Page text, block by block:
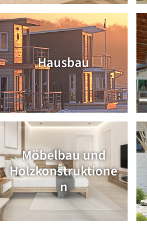
Hausbau
Möbelbau und
Holzkonstruktione
n